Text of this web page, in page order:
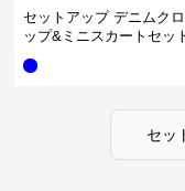
セットアップ デニムク
ップ&ミニスカートセッ
セッ